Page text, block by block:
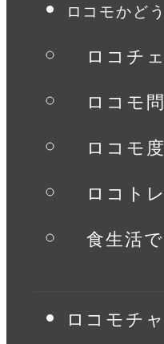
金井病院
四国
九州
ロコモかど
ロコチ
ロコモ
ロコモ
ロコトレ
食生活
ロコモチ